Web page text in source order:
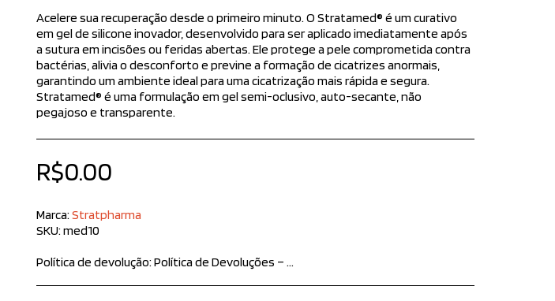
Acelere sua recuperação desde o primeiro minuto. O Stratamed® é um curativo
em gel de silicone inovador, desenvolvido para ser aplicado imediatamente após
a sutura em incisões ou feridas abertas. Ele protege a pele comprometida contra
bactérias, alivia o desconforto e previne a formação de cicatrizes anormais,
garantindo um ambiente ideal para uma cicatrização mais rápida e segura.
Stratamed® é uma formulação em gel semi-oclusivo, auto-secante, não
pegajoso e transparente.
R$0.00
Marca:Stratpharma
SKU:med10
Política de devolução:Política de Devoluções – AdMedic Produtos Inovadores Na AdMedic Produtos Inovadores, prezamos pela sua satisfação e confiança. Caso seja necessário realizar a devolução de um produto, seguimos as diretrizes abaixo: Prazo para devolução: O cliente pode solicitar a devolução em até 7 dias corridos após o recebimento do produto, conforme previsto no Código de Defesa do Consumidor. Condições do produto: O item deve estar em perfeito estado, sem sinais de uso, acompanhado de todos os acessórios, manuais e embalagem original. Produtos com defeito: Caso o produto apresente defeito de fabricação, solicitamos que entre em contato conosco imediatamente para orientações sobre troca ou reembolso. Procedimento: Para iniciar o processo, entre em contato com nossa equipe informando o número do pedido e o motivo da devolução. Reembolso: Após o recebimento e análise do produto, o reembolso será realizado conforme a forma de pagamento original. Estamos à disposição para esclarecer qualquer dúvida e garantir a melhor experiência possível. Atenciosamente, Equipe AdMedic Produtos Inovadores